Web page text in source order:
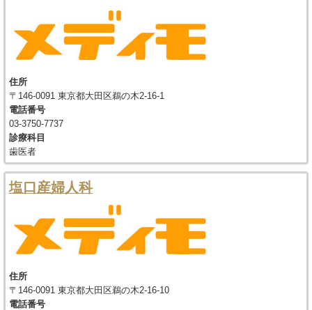
住所
〒146-0091 東京都大田区鵜の木2-16-1
電話番号
03-3750-7737
診療科目
歯医者
塩口産婦人科
住所
〒146-0091 東京都大田区鵜の木2-16-10
電話番号